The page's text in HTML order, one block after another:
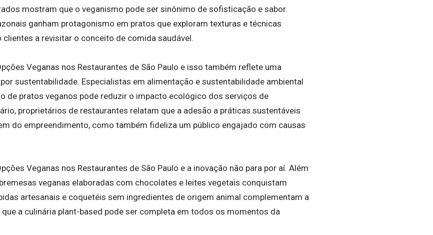
mostram que o veganismo pode ser sinônimo de sofisticação e sabor.
ganham protagonismo em pratos que exploram texturas e técnicas
clientes a revisitar o conceito de comida saudável.
Veganas nos Restaurantes de São Paulo e isso também reflete uma
sustentabilidade. Especialistas em alimentação e sustentabilidade ambiental
de pratos veganos pode reduzir o impacto ecológico dos serviços de
proprietários de restaurantes relatam que a adesão a práticas sustentáveis
do empreendimento, como também fideliza um público engajado com causas
Veganas nos Restaurantes de São Paulo e a inovação não para por aí. Além
veganas elaboradas com chocolates e leites vegetais conquistam
artesanais e coquetéis sem ingredientes de origem animal complementam a
a culinária plant-based pode ser completa em todos os momentos da